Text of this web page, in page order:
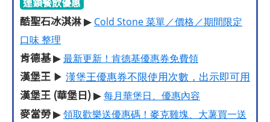
酷聖石冰淇淋▶ Cold Stone 菜單／價格／期間限定
口味 整理
肯德基▶最新更新！肯德基優惠券免費領
漢堡王 ▶ 漢堡王優惠券不限使用次數，出示即可用
漢堡王 (華堡日)▶每月華堡日、優惠內容
麥當勞▶領取歡樂送優惠碼！麥克雞塊、大薯買一送